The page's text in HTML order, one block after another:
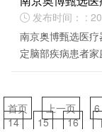
 发布时间： :
南京奥博甄选医
定脑部疾病患者家
首页 上一页 6
14
15 16